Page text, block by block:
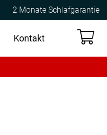
2 Monate Schlafgarantie
Kontakt